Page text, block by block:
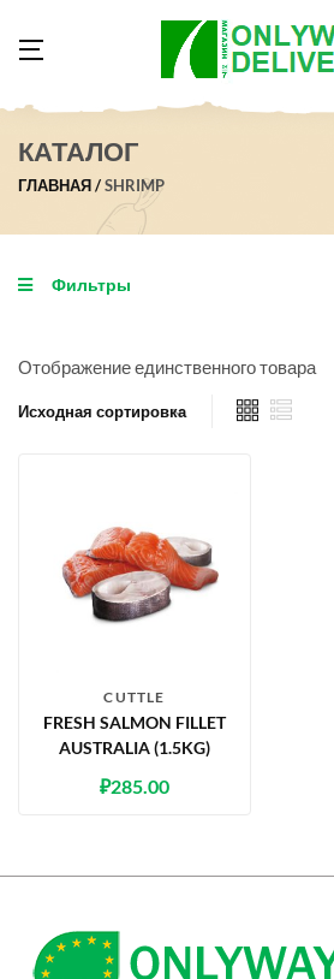
КАТАЛОГ
ГЛАВНАЯ SHRIMP
Фильтры
Отображение единственного товара
CUTTLE
FRESH SALMON FILLET
AUSTRALIA (1.5KG)
₽285.00